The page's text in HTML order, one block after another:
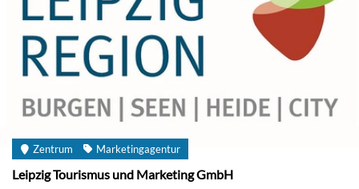
Zentrum Marketingagentur
Leipzig Tourismus und Marketing GmbH